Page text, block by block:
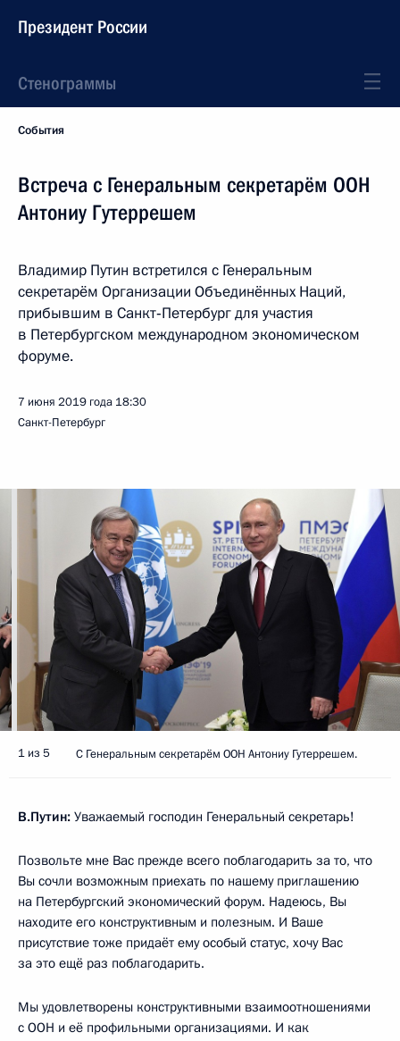
Президент России
Стенограммы
События
Встреча с Генеральным секретарём ООН
Антониу Гутеррешем
Владимир Путин встретился с Генеральным
секретарём Организации Объединённых Наций,
прибывшим в Санкт‑Петербург для участия
в Петербургском международном экономическом
форуме.
7 июня 2019 года 18:30
Санкт-Петербург
1 из 5 С Генеральным секретарём ООН Антониу Гутеррешем.
В.Путин: Уважаемый господин Генеральный секретарь!
Позвольте мне Вас прежде всего поблагодарить за то, что
Вы сочли возможным приехать по нашему приглашению
на Петербургский экономический форум. Надеюсь, Вы
находите его конструктивным и полезным. И Ваше
присутствие тоже придаёт ему особый статус, хочу Вас
за это ещё раз поблагодарить.
Мы удовлетворены конструктивными взаимоотношениями
с ООН и её профильными организациями. И как